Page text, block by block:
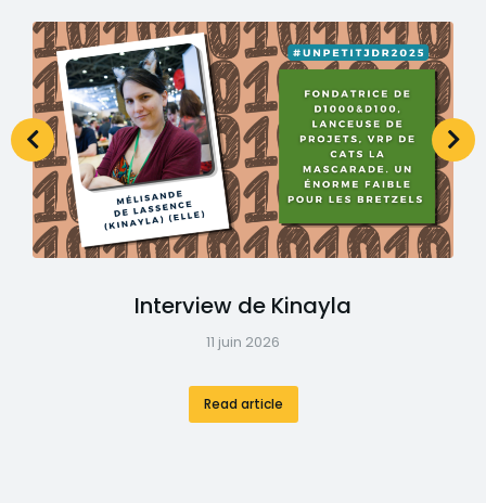
Interview de Kinayla
11 juin 2026
Read article